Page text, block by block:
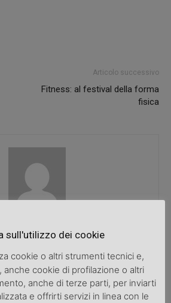
Articolo successivo
Fitness: al festival della forma
fisica
ALTRO DALL'AUTORE
sull'utilizzo dei cookie
cookie o altri strumenti tecnici e,
anche cookie di profilazione o altri
anche di terze parti, per inviarti
e offrirti servizi in linea con le